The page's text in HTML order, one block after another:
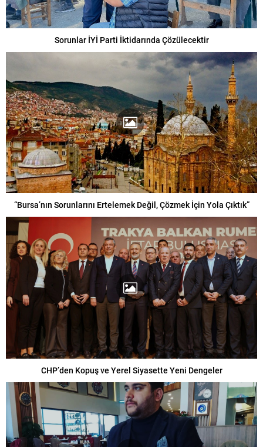
Sorunlar İYİ Parti İktidarında Çözülecektir
“Bursa’nın Sorunlarını Ertelemek Değil, Çözmek İçin Yola Çıktık”
CHP’den Kopuş ve Yerel Siyasette Yeni Dengeler